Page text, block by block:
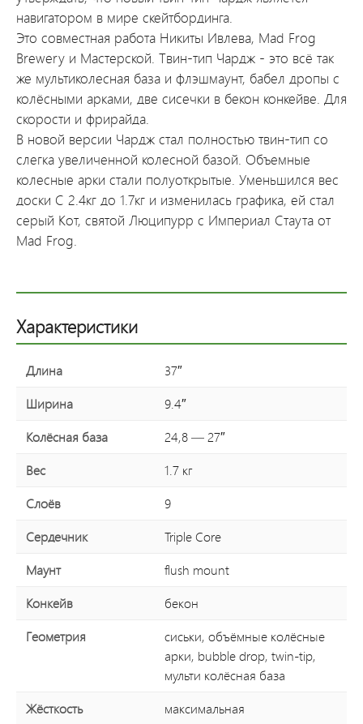
навигатором в мире скейтбординга.
Это совместная работа Никиты Ивлева, Mad Frog
Brewery и Мастерской. Твин-тип Чардж - это всё так
же мультиколесная база и флэшмаунт, бабел дропы с
колёсными арками, две сисечки в бекон конкейве. Для
скорости и фрирайда.
В новой версии Чардж стал полностью твин-тип со
слегка увеличенной колесной базой. Объемные
колесные арки стали полуоткрытые. Уменьшился вес
доски С 2.4кг до 1.7кг и изменилась графика, ей стал
серый Кот, святой Люципурр с Империал Стаута от
Mad Frog.
Характеристики
Длина
37″
Ширина
9.4″
Колёсная база
24,8 — 27″
Вес
1.7 кг
Слоёв
9
Сердечник
Triple Core
Маунт
flush mount
Конкейв
бекон
Геометрия
сиськи, объёмные колёсные
арки, bubble drop, twin-tip,
мульти колёсная база
Жёсткость
максимальная